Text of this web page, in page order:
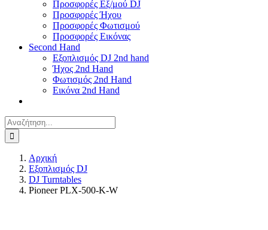
Προσφορές Εξ/μού DJ
Προσφορές Ήχου
Προσφορές Φωτισμού
Προσφορές Εικόνας
Second Hand
Εξοπλισμός DJ 2nd hand
Ήχος 2nd Hand
Φωτισμός 2nd Hand
Εικόνα 2nd Hand
Αναζήτηση
για:
Αρχική
Εξοπλισμός DJ
DJ Turntables
Pioneer PLX-500-K-W